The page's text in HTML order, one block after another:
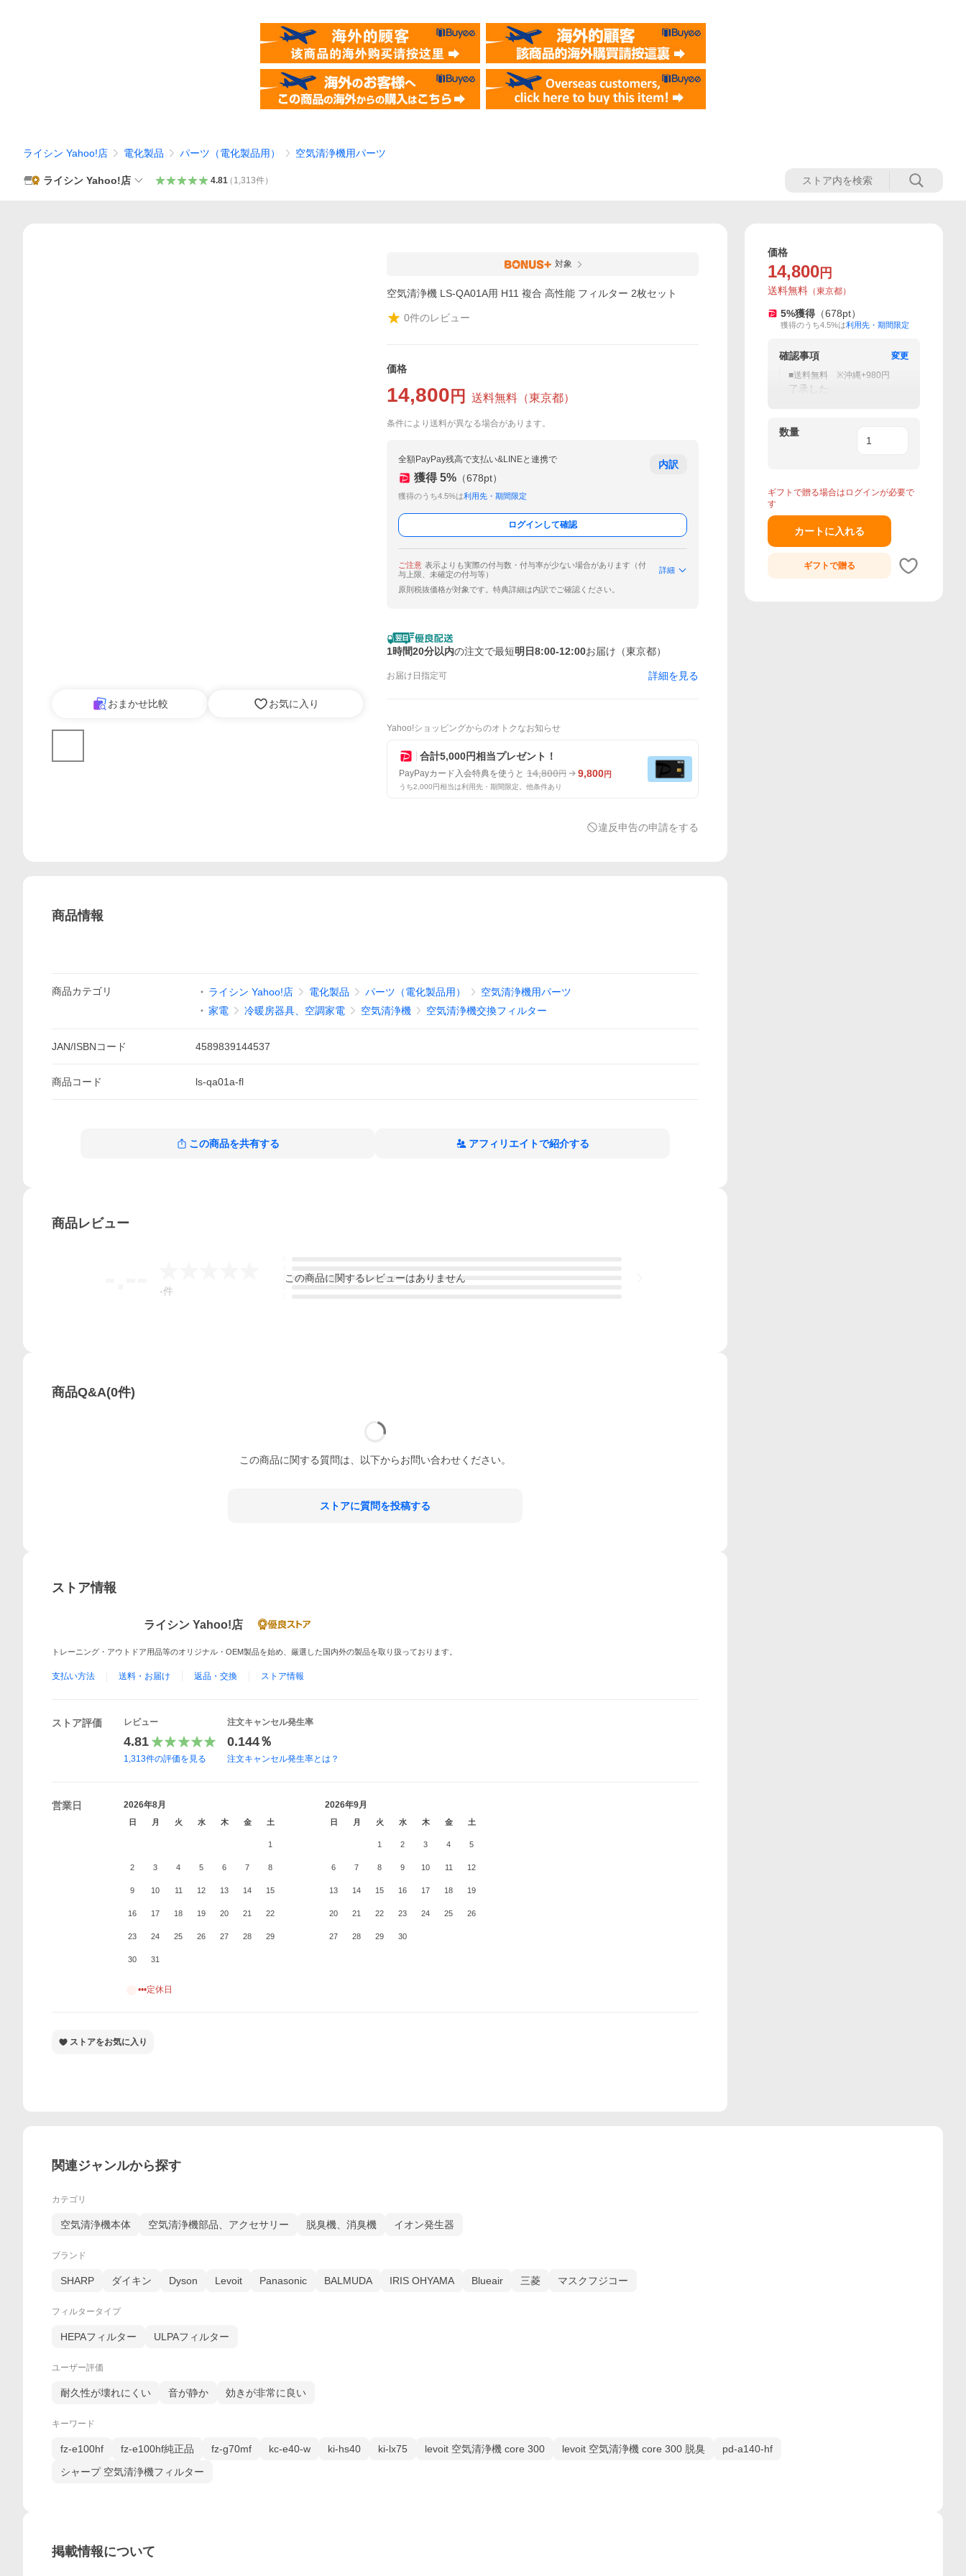
ライシン Yahoo!店 電化製品 パーツ（電化製品用） 空気清浄機用パーツ
ライシン Yahoo!店 4.81（ 1,313件）
おまかせ比較 お気に入り
対象
空気清浄機 LS-QA01A用 H11 複合 高性能 フィルター 2枚セット
0件のレビュー
価格
14,800 円 送料無料 （東京都）
条件により送料が異なる場合があります。
全額PayPay残高で支払い&LINEと連携で
獲得 5% （678pt）
獲得のうち4.5%は利用先・期間限定
内訳
ログインして確認
ご注意 表示よりも実際の付与数・付与率が少ない場合があります（付
与上限、未確定の付与等）
詳細
原則税抜価格が対象です。特典詳細は内訳でご確認ください。
1時間20分以内の注文で最短明日8:00-12:00お届け（東京都）
お届け日指定可 詳細を見る
Yahoo!ショッピングからのオトクなお知らせ
合計5,000円相当プレゼント！
PayPayカード入会特典を使うと 14,800円 9,800円
うち2,000円相当は利用先・期間限定。他条件あり
違反申告の申請をする
商品情報
商品カテゴリ ライシン Yahoo!店 電化製品 パーツ（電化製品用）
空気清浄機用パーツ
家電
冷暖房器具、空調家電 空気清浄機 空気清浄機交換フィルター
JAN/ISBNコード 4589839144537
商品コード ls-qa01a-fl
この商品を共有する アフィリエイトで紹介する
商品レビュー
-件
この商品に関するレビューはありません
商品Q&A(0件)
この商品に関する質問は、以下からお問い合わせください。
ストアに質問を投稿する
ストア情報
ライシン Yahoo!店
トレーニング・アウトドア用品等のオリジナル・OEM製品を始め、厳選した国内外の製品を取り扱っております。
支払い方法 送料・お届け 返品・交換 ストア情報
ストア評価 レビュー
4.81
1,313件の評価を見る
注文キャンセル発生率
0.144％
注文キャンセル発生率とは？
営業日 2026年8月
日 月 火 水 木 金 土
1
2 3 4 5 6 7 8
9 10 11 12 13 14 15
16 17 18 19 20 21 22
23 24 25 26 27 28 29
30 31
2026年9月
日 月 火 水 木 金 土
1 2 3 4 5
6 7 8 9 10 11 12
13 14 15 16 17 18 19
20 21 22 23 24 25 26
27 28 29 30
•••定休日
ストアをお気に入り
価格
14,800 円
送料無料 （東京都）
5%獲得 （678pt）
獲得のうち4.5%は利用先・期間限定
確認事項
変更
■送料無料 ※沖縄+980円
了承した
数量
ギフトで贈る場合はログインが必要で
す
カートに入れる
ギフトで贈る
関連ジャンルから探す
カテゴリ
空気清浄機本体 空気清浄機部品、アクセサリー 脱臭機、消臭機 イオン発生器
ブランド
SHARP ダイキン Dyson Levoit Panasonic BALMUDA IRIS OHYAMA Blueair 三菱 マスクフジコー
フィルタータイプ
HEPAフィルター ULPAフィルター
ユーザー評価
耐久性が壊れにくい 音が静か 効きが非常に良い
キーワード
fz-e100hf fz-e100hf純正品 fz-g70mf kc-e40-w ki-hs40 ki-lx75 levoit 空気清浄機 core 300 levoit 空気清浄機 core 300 脱臭
pd-a140-hf
シャープ 空気清浄機フィルター
掲載情報について